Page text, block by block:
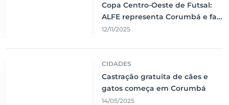
Copa Centro-Oeste de Futsal:
ALFE representa Corumbá e faz
jogo emocionante contra o Vila
12/11/2025
CIDADES
Castração gratuita de cães e
gatos começa em Corumbá
14/05/2025